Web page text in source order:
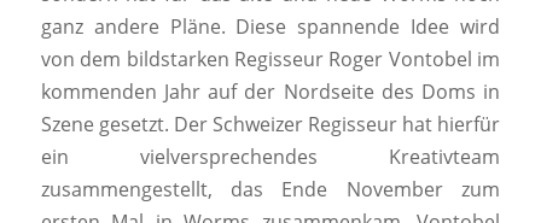
ganz andere Pläne. Diese spannende Idee wird
von dem bildstarken Regisseur Roger Vontobel im
kommenden Jahr auf der Nordseite des Doms in
Szene gesetzt. Der Schweizer Regisseur hat hierfür
ein vielversprechendes Kreativteam
zusammengestellt, das Ende November zum